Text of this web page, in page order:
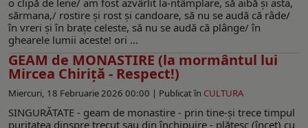
sărmana,/ rostire şi rost şi candoare, să nu se audă că râde/
în vreri şi în braţe celeste, să nu se audă că plânge/ în
ghearele lumii aceste! ori ...
GEAM de MONASTIRE (la mormântul lui
Mircea Chiriță - Respect!)
Miercuri, 18 Februarie 2026 00:00 | Publicat în CULTURA
SINGURĂTATE - geam de monastire - prin tine-şi trece timpul
puritatea dinspre trecut sau din închipuire - plătesc (încet) cu